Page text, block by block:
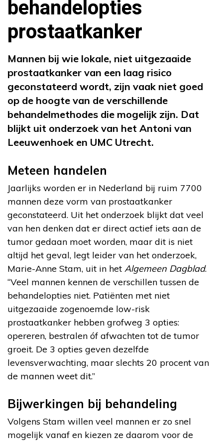
behandelopties
prostaatkanker
Mannen bij wie lokale, niet uitgezaaide
prostaatkanker van een laag risico
geconstateerd wordt, zijn vaak niet goed
op de hoogte van de verschillende
behandelmethodes die mogelijk zijn. Dat
blijkt uit onderzoek van het Antoni van
Leeuwenhoek en UMC Utrecht.
Meteen handelen
Jaarlijks worden er in Nederland bij ruim 7700
mannen deze vorm van prostaatkanker
geconstateerd. Uit het onderzoek blijkt dat veel
van hen denken dat er direct actief iets aan de
tumor gedaan moet worden, maar dit is niet
altijd het geval, legt leider van het onderzoek,
Marie-Anne Stam, uit in het Algemeen Dagblad.
“Veel mannen kennen de verschillen tussen de
behandelopties niet. Patiënten met niet
uitgezaaide zogenoemde low-risk
prostaatkanker hebben grofweg 3 opties:
opereren, bestralen óf afwachten tot de tumor
groeit. De 3 opties geven dezelfde
levensverwachting, maar slechts 20 procent van
de mannen weet dit.”
Bijwerkingen bij behandeling
Volgens Stam willen veel mannen er zo snel
mogelijk vanaf en kiezen ze daarom voor de